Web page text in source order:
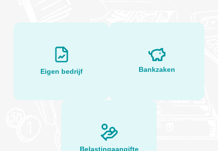
Eigen bedrijf Bankzaken
Belastingaangifte